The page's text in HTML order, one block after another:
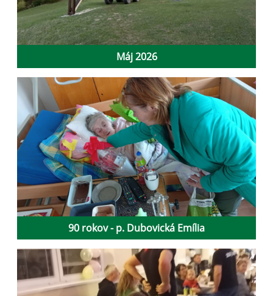
Máj 2026
90 rokov - p. Dubovická Emília